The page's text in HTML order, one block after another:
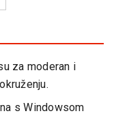
za moderan i
s Windowsom